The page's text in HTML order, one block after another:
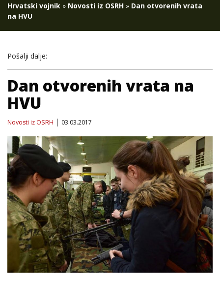
Hrvatski vojnik » Novosti iz OSRH » Dan otvorenih vrata
na HVU
Pošalji dalje:
Dan otvorenih vrata na
HVU
Novosti iz OSRH 03.03.2017